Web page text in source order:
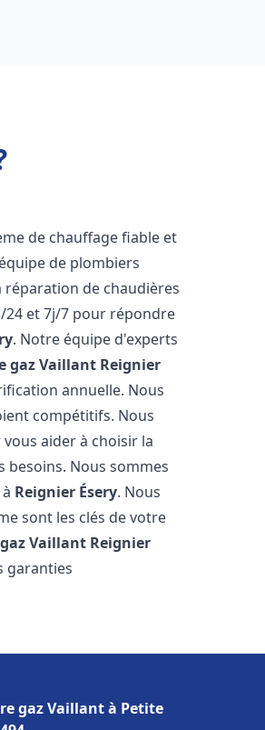
de chauffage fiable et
de plombiers
réparation de chaudières
24 et 7j/7 pour répondre
. Notre équipe d'experts
gaz Vaillant Reignier
annuelle. Nous
compétitifs. Nous
aider à choisir la
besoins. Nous sommes
Reignier Ésery. Nous
sont les clés de votre
Vaillant Reignier
garanties
gaz Vaillant à Petite